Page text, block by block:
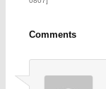
Comments